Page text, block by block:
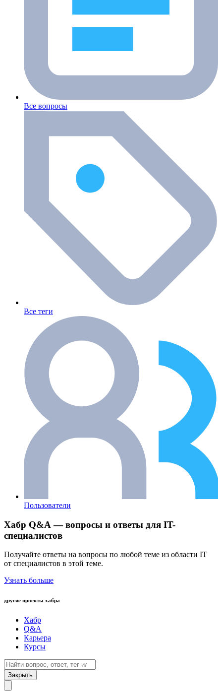
Все вопросы
Все теги
Пользователи
Хабр Q&A — вопросы и ответы для IT-
специалистов
Получайте ответы на вопросы по любой теме из области IT
от специалистов в этой теме.
Узнать больше
другие проекты хабра
Хабр
Q&A
Карьера
Курсы
Закрыть